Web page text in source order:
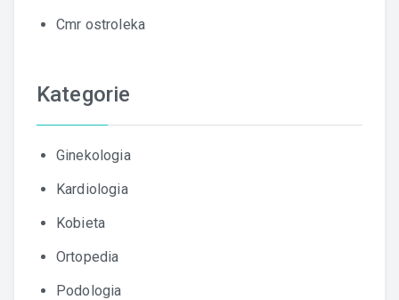
Cmr ostroleka
Kategorie
Ginekologia
Kardiologia
Kobieta
Ortopedia
Podologia